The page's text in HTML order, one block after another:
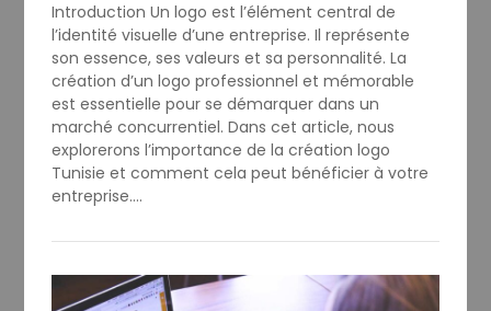
Introduction Un logo est l’élément central de
l’identité visuelle d’une entreprise. Il représente
son essence, ses valeurs et sa personnalité. La
création d’un logo professionnel et mémorable
est essentielle pour se démarquer dans un
marché concurrentiel. Dans cet article, nous
explorerons l’importance de la création logo
Tunisie et comment cela peut bénéficier à votre
entreprise….